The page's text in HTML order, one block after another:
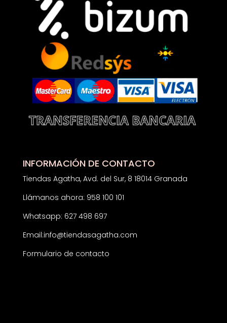
INFORMACIÓN DE CONTACTO
Tiendas Agatha, Avd. del Sur, 8 18014 Granada
Llámanos ahora: 958 100 101
Whatsapp: 627 498 697
Email:info@tiendasagatha.com
Formulario de contacto